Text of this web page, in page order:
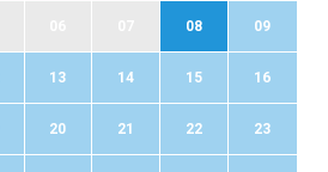
08 09
13 14 15 16
20 21 22 23